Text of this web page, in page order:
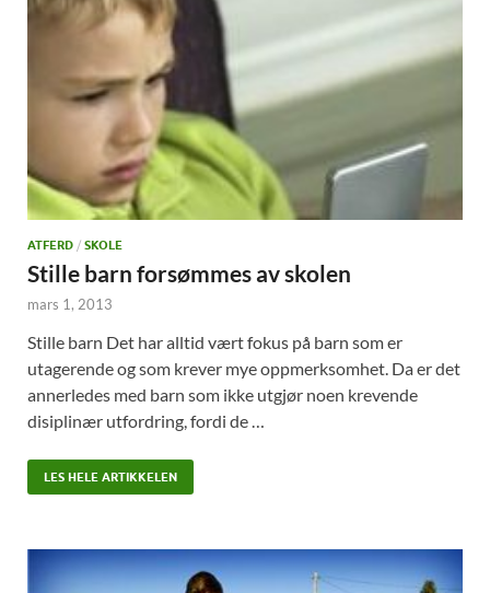
ATFERD / SKOLE
Stille barn forsømmes av skolen
mars 1, 2013
Stille barn Det har alltid vært fokus på barn som er
utagerende og som krever mye oppmerksomhet. Da er det
annerledes med barn som ikke utgjør noen krevende
disiplinær utfordring, fordi de …
LES HELE ARTIKKELEN